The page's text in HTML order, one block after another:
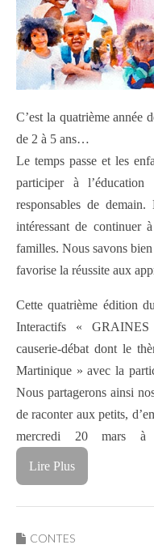
C’est la quatrième année
de 2 à 5 ans…
Le temps passe et les
participer à
responsables de
intéressant de continuer
familles. Nous savons
favorise la réussite aux
Cette quatrième édition
Interactifs «
causerie-débat dont le
Martinique » avec la
Nous partagerons ainsi
de raconter aux petits,
mercredi 20 mars à
Lire Plus
CONTES